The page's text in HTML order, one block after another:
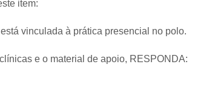
item:
vinculada à prática presencial no polo.
e o material de apoio, RESPONDA: